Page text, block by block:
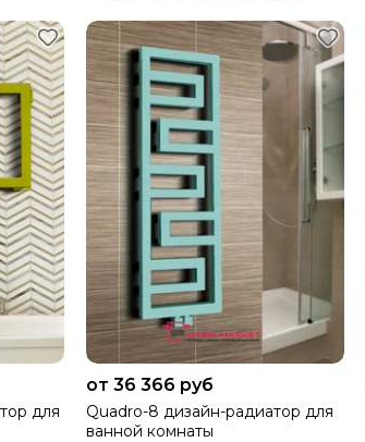
для
от 36 366 руб
Quadro-8 дизайн-радиатор для
ванной комнаты